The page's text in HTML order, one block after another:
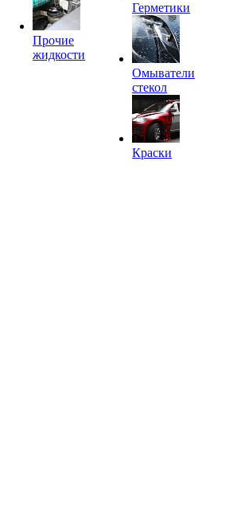
Прочие
жидкости
Герметики
Омыватели
стекол
Краски